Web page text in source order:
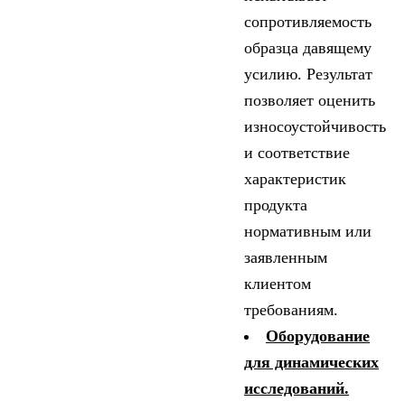
сопротивляемость
образца давящему
усилию. Результат
позволяет оценить
износоустойчивость
и соответствие
характеристик
продукта
нормативным или
заявленным
клиентом
требованиям.
Оборудование
для динамических
исследований.